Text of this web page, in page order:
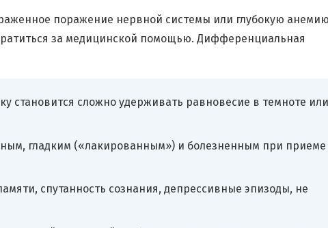
поражение нервной системы или глубокую
за медицинской помощью. Дифференциальная
становится сложно удерживать равновесие в темноте или
гладким («лакированным») и болезненным при приеме
спутанность сознания, депрессивные эпизоды, не